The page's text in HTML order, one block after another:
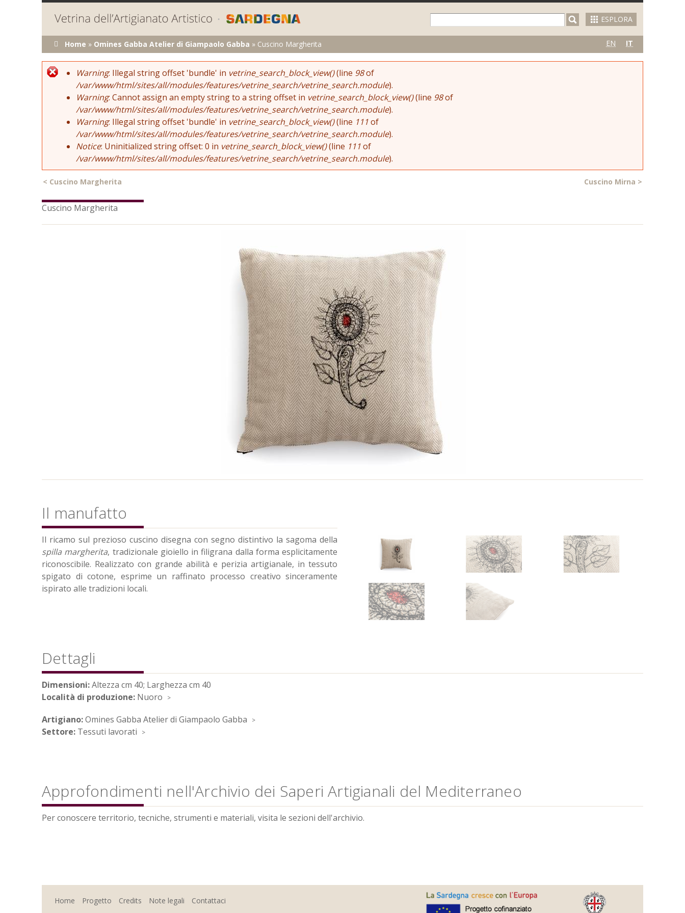
ESPLORA
Tu sei qui
Home » Omines Gabba Atelier di Giampaolo Gabba » Cuscino Margherita EN IT
Error message
Warning: Illegal string offset 'bundle' in vetrine_search_block_view()(line 98of
/var/www/html/sites/all/modules/features/vetrine_search/vetrine_search.module).
Warning: Cannot assign an empty string to a string offset in vetrine_search_block_view()(line 98of
/var/www/html/sites/all/modules/features/vetrine_search/vetrine_search.module).
Warning: Illegal string offset 'bundle' in vetrine_search_block_view()(line 111of
/var/www/html/sites/all/modules/features/vetrine_search/vetrine_search.module).
Notice: Uninitialized string offset: 0 in vetrine_search_block_view()(line 111of
/var/www/html/sites/all/modules/features/vetrine_search/vetrine_search.module).
< Cuscino Margherita Cuscino Mirna >
Cuscino Margherita
Il manufatto
Il ricamo sul prezioso cuscino disegna con segno distintivo la sagoma della
spilla margherita, tradizionale gioiello in filigrana dalla forma esplicitamente
riconoscibile. Realizzato con grande abilità e perizia artigianale, in tessuto
spigato di cotone, esprime un raffinato processo creativo sinceramente
ispirato alle tradizioni locali.
Dettagli
Dimensioni:Altezza cm 40; Larghezza cm 40
Località di produzione: Nuoro
Artigiano:Omines Gabba Atelier di Giampaolo Gabba
Settore: Tessuti lavorati
Approfondimenti nell'Archivio dei Saperi Artigianali del Mediterraneo
Per conoscere territorio, tecniche, strumenti e materiali, visita le sezioni dell'archivio.
Home Progetto Credits Note legali Contattaci